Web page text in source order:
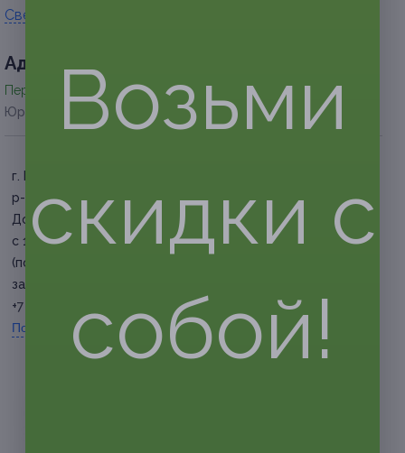
Свернуть
Адресa
Перейти на сайт партнера
Юридическая информация о партнёре
г. Белгород, Белгородский
р-н, пос. Дубовое, ул.
Донецкая, д. 26
с 10:00 до 22:00 ежедневно
(по предварительной
записи)
+7 (962) 307-00-42
Показать номер телефона
Возьми
скидки с
собой!